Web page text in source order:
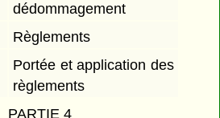
dédommagement
Règlements
Portée et application des
règlements
PARTIE 4